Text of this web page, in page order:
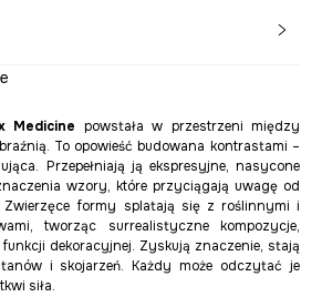
Medicine powstała w przestrzeni między
To opowieść budowana kontrastami –
Przepełniają ją ekspresyjne, nasycone
wzory, które przyciągają uwagę od
Zwierzęce formy splatają się z roślinnymi i
tworząc surrealistyczne kompozycje,
dekoracyjnej. Zyskują znaczenie, stają
i skojarzeń. Każdy może odczytać je
siła.